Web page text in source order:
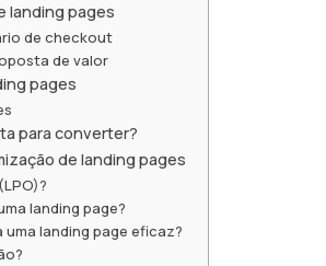
landing pages
de checkout
de valor
pages
para converter?
de landing pages
landing page?
landing page eficaz?